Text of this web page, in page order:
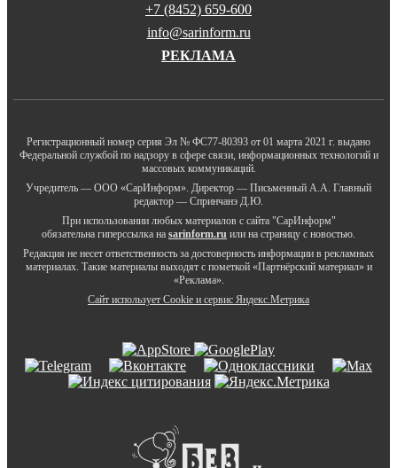
+7 (8452) 659-600
info@sarinform.ru
РЕКЛАМА
Регистрационный номер серия Эл № ФС77-80393 от 01 марта 2021 г. выдано
Федеральной службой по надзору в сфере связи, информационных технологий и
массовых коммуникаций.
Учредитель — ООО «СарИнформ». Директор — Письменный А.А. Главный
редактор — Спринчанэ Д.Ю.
При использовании любых материалов с сайта "СарИнформ"
обязательна гиперссылка на sarinform.ru или на страницу с новостью.
Редакция не несет ответственность за достоверность информации в рекламных
материалах. Такие материалы выходят с пометкой «Партнёрский материал» и
«Реклама».
Сайт использует Cookie и сервиc Яндекс.Метрика